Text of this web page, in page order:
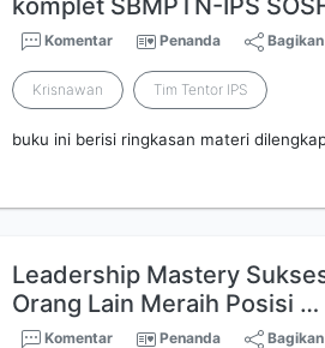
komplet SBMPTN-IPS
Komentar Penanda Bagikan
Krisnawan Tim Tentor IPS
buku ini berisi ringkasan materi
Leadership Mastery
Orang Lain Meraih Posisi …
Komentar Penanda Bagikan